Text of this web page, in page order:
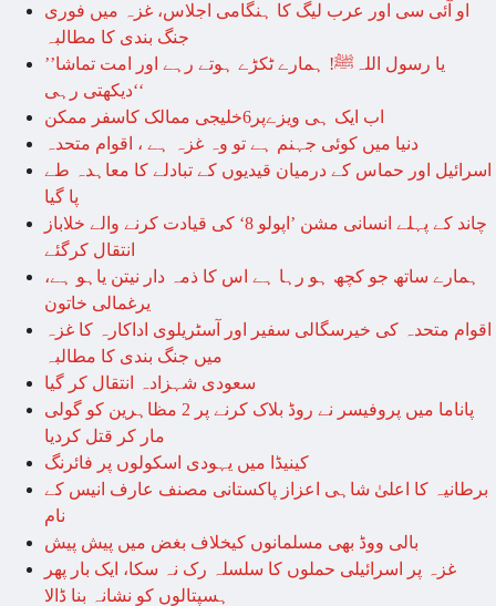
او آئی سی اور عرب لیگ کا ہنگامی اجلاس، غزہ میں فوری
جنگ بندی کا مطالبہ
’’یا رسول اللہﷺ! ہمارے ٹکڑے ہوتے رہے اور امت تماشا
دیکھتی رہی‘‘
اب ایک ہی ویزےپر6خلیجی ممالک کاسفر ممکن
دنیا میں کوئی جہنم ہے تو وہ غزہ ہے ، اقوام متحدہ
اسرائیل اور حماس کے درمیان قیدیوں کے تبادلے کا معاہدہ طے
پا گیا
چاند کے پہلے انسانی مشن ’اپولو 8‘ کی قیادت کرنے والے خلاباز
انتقال کرگئے
ہمارے ساتھ جو کچھ ہو رہا ہے اس کا ذمہ دار نیتن یاہو ہے،
یرغمالی خاتون
اقوام متحدہ کی خیرسگالی سفیر اور آسٹریلوی اداکارہ کا غزہ
میں جنگ بندی کا مطالبہ
سعودی شہزادہ انتقال کر گیا
پاناما میں پروفیسر نے روڈ بلاک کرنے پر 2 مظاہرین کو گولی
مار کر قتل کردیا
کینیڈا میں یہودی اسکولوں پر فائرنگ
برطانیہ کا اعلیٰ شاہی اعزاز پاکستانی مصنف عارف انیس کے
نام
بالی ووڈ بھی مسلمانوں کیخلاف بغض میں پیش پیش
غزہ پر اسرائیلی حملوں کا سلسلہ رک نہ سکا، ایک بار پھر
ہسپتالوں کو نشانہ بنا ڈالا